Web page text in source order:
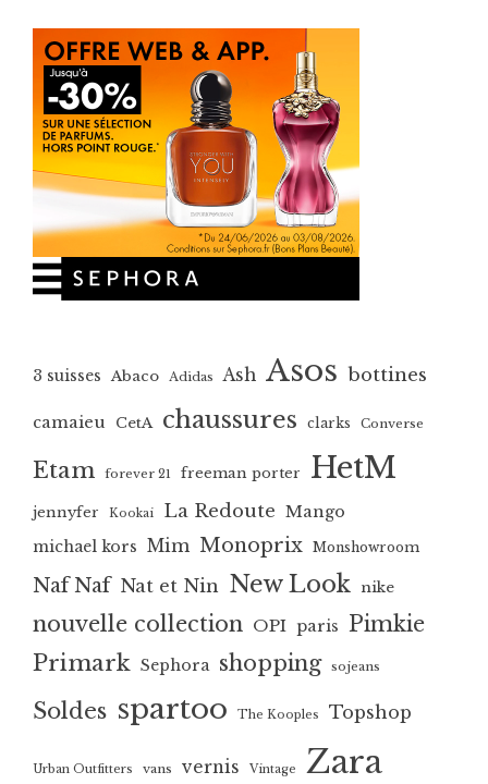
3 suisses Abaco Adidas Ash Asos bottines
camaieu CetA chaussures clarks Converse
Etam forever 21 freeman porter HetM
jennyfer Kookai La Redoute Mango
michael kors Mim Monoprix Monshowroom
Naf Naf Nat et Nin New Look nike
nouvelle collection OPI paris Pimkie
Primark Sephora shopping sojeans
Soldes spartoo The Kooples Topshop
Urban Outfitters vans vernis Vintage Zara